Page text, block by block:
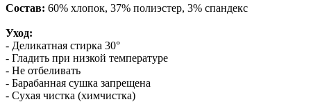
Состав: 60% хлопок, 37% полиэстер, 3% спандекс
Уход:
- Деликатная стирка 30°
- Гладить при низкой температуре
- Не отбеливать
- Барабанная сушка запрещена
- Сухая чистка (химчистка)